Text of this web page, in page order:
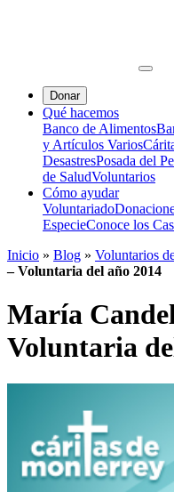
Donar
Qué hacemos
Banco de Alimentos
y Artículos Varios
DesastresPosada del
de SaludVoluntarios
Cómo ayudar
Voluntariado
EspecieConoce los
Inicio » Blog » Voluntarios
– Voluntaria del año 2014
María
Voluntaria